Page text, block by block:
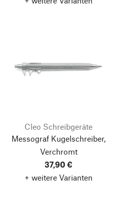
Cleo Schreibgeräte
Messograf Kugelschreiber,
Verchromt
37,90 €
+ weitere Varianten